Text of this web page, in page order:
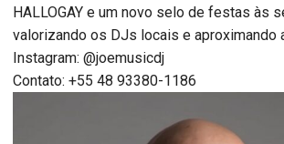
HALLOGAY e um novo selo de festas às
valorizando os DJs locais e aproximando
Instagram: @joemusicdj
Contato: +55 48 93380-1186